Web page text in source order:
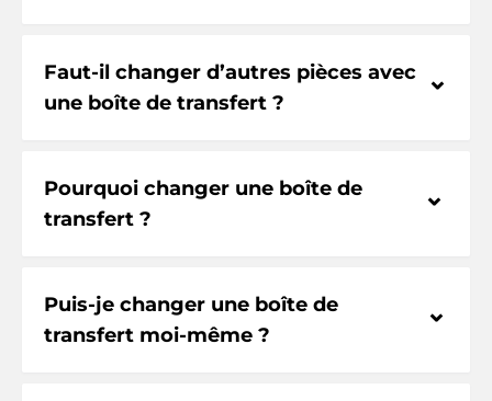
Faut-il changer d’autres pièces avec
une boîte de transfert ?
⌃
Pourquoi changer une boîte de
transfert ?
⌃
Puis-je changer une boîte de
transfert moi-même ?
⌃